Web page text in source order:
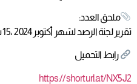
ملحق العدد:
تقرير لجنة الرصد لشهر أكتوبر 2024 ،15 شكوى عمالية، 9 منها تتعلق بالفصل
رابط التحميل
https://shorturl.at/NX5J2